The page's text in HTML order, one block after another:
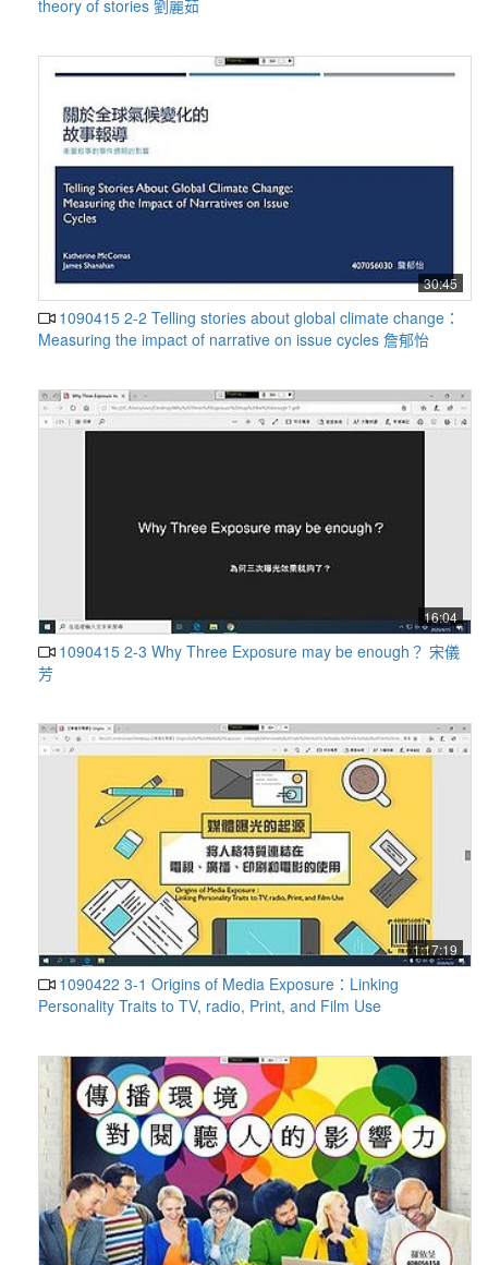
theory of stories 劉麗茹
30:45
1090415 2-2 Telling stories about global climate change：
Measuring the impact of narrative on issue cycles 詹郁怡
16:04
1090415 2-3 Why Three Exposure may be enough？ 宋儀
芳
1:17:19
1090422 3-1 Origins of Media Exposure：Linking
Personality Traits to TV, radio, Print, and Film Use